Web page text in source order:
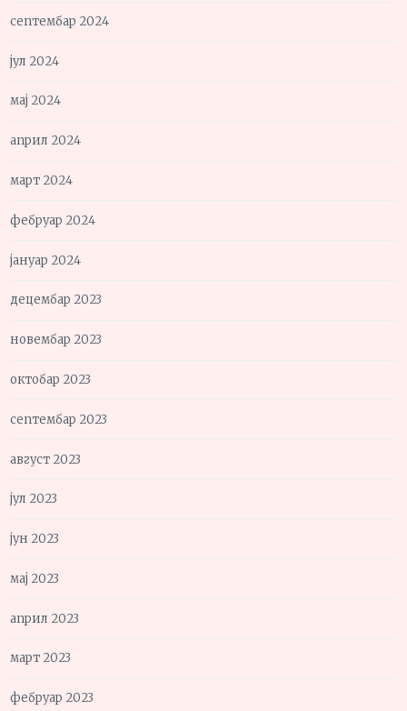
септембар 2024
јул 2024
мај 2024
април 2024
март 2024
фебруар 2024
јануар 2024
децембар 2023
новембар 2023
октобар 2023
септембар 2023
август 2023
јул 2023
јун 2023
мај 2023
април 2023
март 2023
фебруар 2023